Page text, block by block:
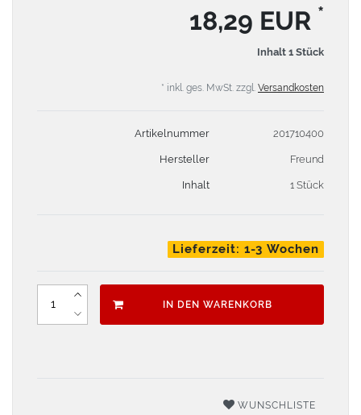
18,29 EUR *
Inhalt 1 Stück
* inkl. ges. MwSt. zzgl. Versandkosten
Artikelnummer 201710400
Hersteller Freund
Inhalt 1 Stück
Lieferzeit: 1-3 Wochen
IN DEN WARENKORB
WUNSCHLISTE